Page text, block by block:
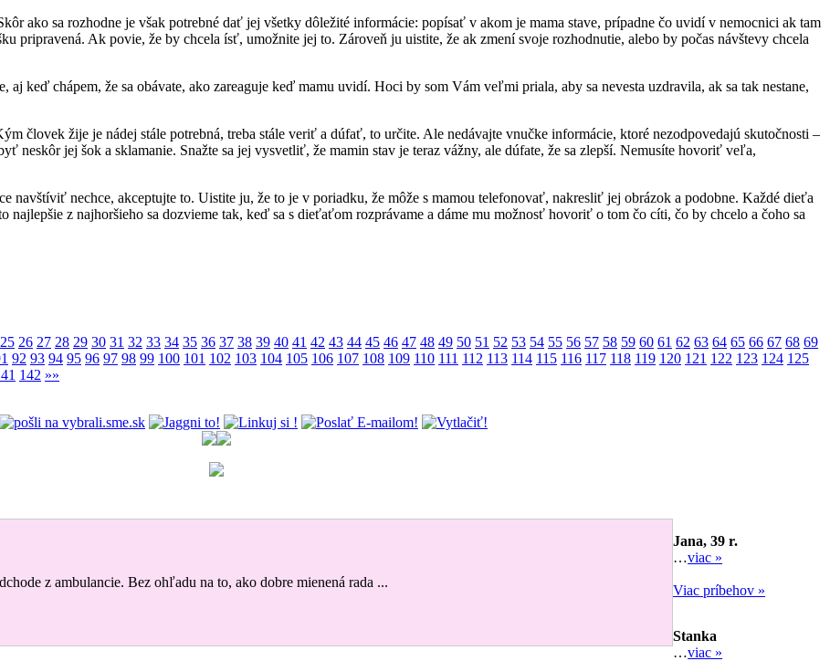
ako sa rozhodne je však potrebné dať jej všetky dôležité informácie: popísať v akom je mama stave, prípadne čo uvidí v nemocnici ak tam
pripravená. Ak povie, že by chcela ísť, umožnite jej to. Zároveň ju uistite, že ak zmení svoje rozhodnutie, alebo by počas návštevy chcela
keď chápem, že sa obávate, ako zareaguje keď mamu uvidí. Hoci by som Vám veľmi priala, aby sa nevesta uzdravila, ak sa tak nestane,
človek žije je nádej stále potrebná, treba stále veriť a dúfať, to určite. Ale nedávajte vnučke informácie, ktoré nezodpovedajú skutočnosti –
neskôr jej šok a sklamanie. Snažte sa jej vysvetliť, že mamin stav je teraz vážny, ale dúfate, že sa zlepší. Nemusíte hovoriť veľa,
navštíviť nechce, akceptujte to. Uistite ju, že to je v poriadku, že môže s mamou telefonovať, nakresliť jej obrázok a podobne. Každé dieťa
najlepšie z najhoršieho sa dozvieme tak, keď sa s dieťaťom rozprávame a dáme mu možnosť hovoriť o tom čo cíti, čo by chcelo a čoho sa
25 26 27 28 29 30 31 32 33 34 35 36 37 38 39 40 41 42 43 44 45 46 47 48 49 50 51 52 53 54 55 56 57 58 59 60 61 62 63 64 65 66 67 68 69
92 93 94 95 96 97 98 99 100 101 102 103 104 105 106 107 108 109 110 111 112 113 114 115 116 117 118 119 120 121 122 123 124 125
142 »»
z ambulancie. Bez ohľadu na to, ako dobre mienená rada ...
Jana, 39 r.
…viac »
Viac príbehov »
Stanka
…viac »